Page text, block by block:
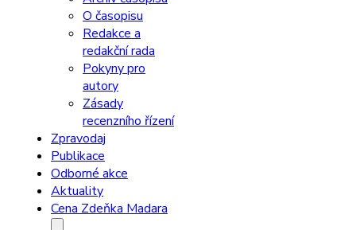
O časopisu
Redakce a
redakční rada
Pokyny pro
autory
Zásady
recenzního řízení
Zpravodaj
Publikace
Odborné akce
Aktuality
Cena Zdeňka Madara